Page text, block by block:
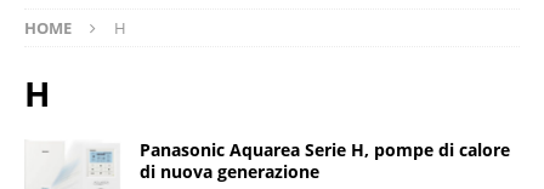
HOME H
H
Panasonic Aquarea Serie H, pompe di calore
di nuova generazione